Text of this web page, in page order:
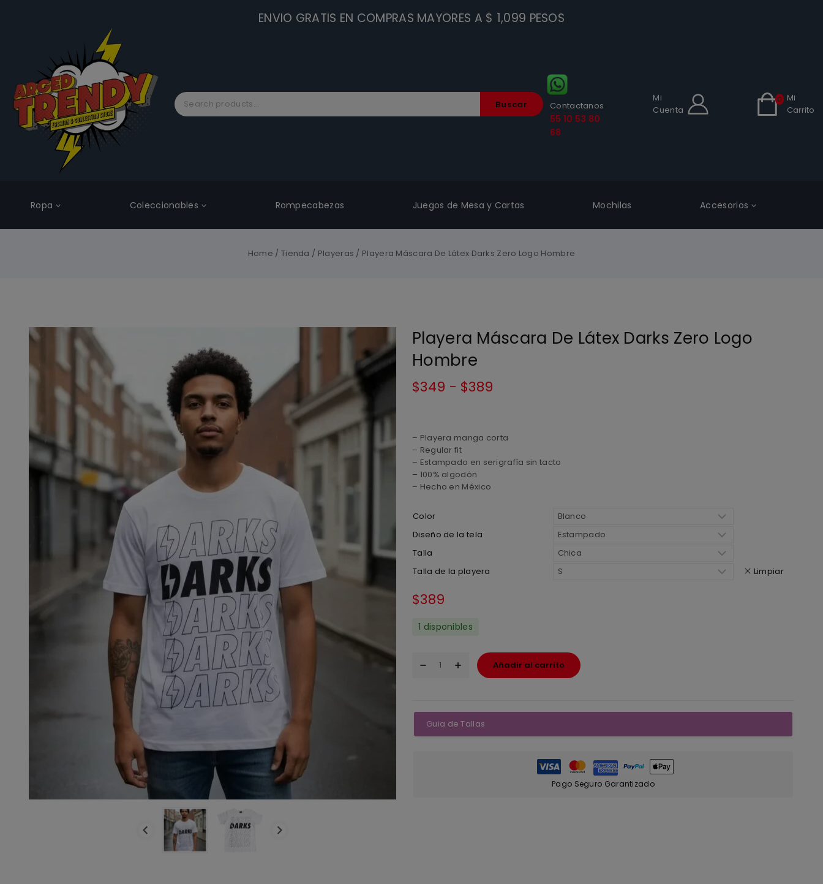
ENVIO GRATIS EN COMPRAS MAYORES A $ 1,099 PESOS
Buscar Contactanos
55 10 53 80
68
Mi
Cuenta
0
Mi
Carrito
Ropa Coleccionables Rompecabezas Juegos de Mesa y Cartas Mochilas Accesorios
Home / Tienda / Playeras / Playera Máscara De Látex Darks Zero Logo Hombre
Playera Máscara De Látex Darks Zero Logo
Hombre
$349 - $389
– Playera manga corta
– Regular fit
– Estampado en serigrafía sin tacto
– 100% algodón
– Hecho en México
Color
Diseño de la tela
Talla
Talla de la playera
Limpiar
$389
1 disponibles
Añadir al carrito
Guia de Tallas
Pago Seguro Garantizado